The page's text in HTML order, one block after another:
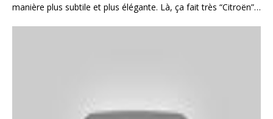
manière plus subtile et plus élégante. Là, ça fait très “Citroën”…